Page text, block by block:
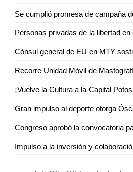
¡Vuelve la Cultura a la Capital
Gran impulso al deporte otorga